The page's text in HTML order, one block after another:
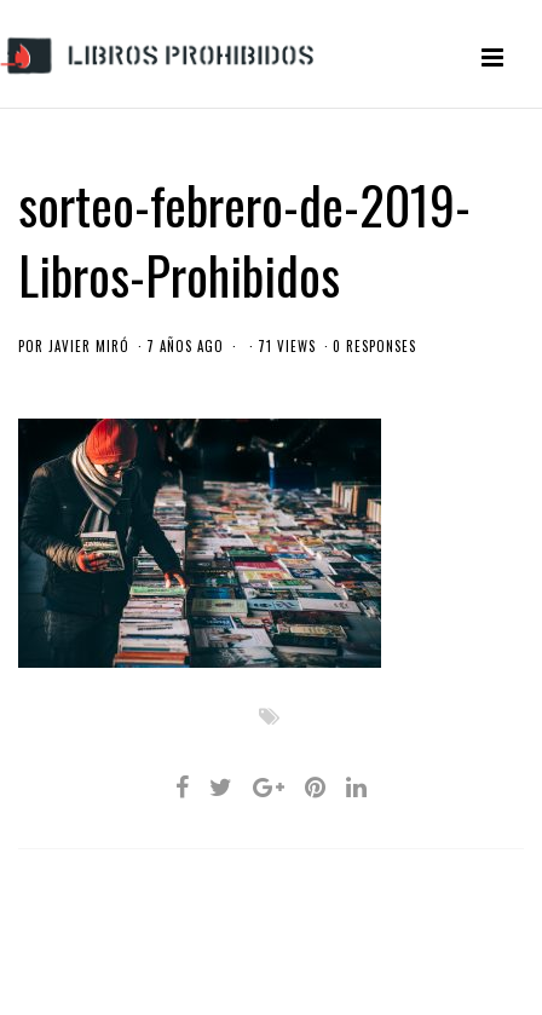
sorteo-febrero-de-2019-
Libros-Prohibidos
POR JAVIER MIRÓ 7 AÑOS AGO 71 VIEWS 0 RESPONSES